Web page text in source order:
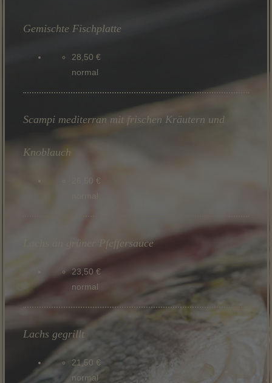
Gemischte Fischplatte
28,50 €
normal
Scampi mediterran mit frischen Kräutern und
Knoblauch
26,50 €
Lachs an grüner Pfeffersauce
23,50 €
normal
Lachs gegrillt
21,50 €
normal